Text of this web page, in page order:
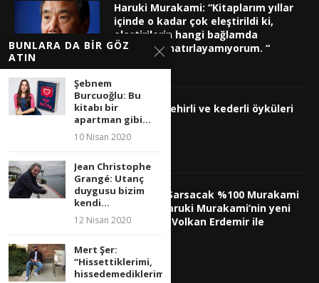
Haruki Murakami: “Kitaplarım yıllar
içinde o kadar çok eleştirildi ki,
eleştirilerin hangi bağlamda
yapıldığını hatırlayamıyorum. “
12 Aralık 2024
İplikçi’nin şehirli ve kederli öyküleri
2 Ekim 2023
Ruhunuzu Sarsacak %100 Murakami
Dünyası: Haruki Murakami’nin yeni
kitabını Ali Volkan Erdemir ile
6 Mart 2023
BUNLARA DA BIR GÖZ
ATIN
Şebnem
Burcuoğlu: Bu
kitabı bir
apartman gibi...
10 Nisan 2020
Jean Christophe
Grangé: Utanç
duygusu bizim
kendi...
12 Nisan 2020
Mert Şer:
“Hissettiklerimi,
hissedemediklerimi